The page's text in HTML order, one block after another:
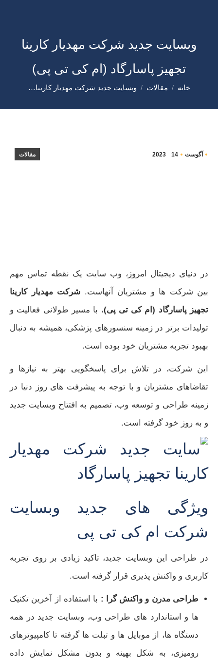
وبسایت جدید شرکت مهدیار کارینا
تجهیز پاسارگاد (ام کی تی پی)
شما اینجا هستید:
خانه مقالات وبسایت جدید شرکت مهدیار کارینا…
آگوست 14
2023 مقالات
در دنیای دیجیتال امروز، وب‌ سایت یک نقطه تماس مهم
بین شرکت‌ ها و مشتریان آنهاست. شرکت مهدیار کارینا
تجهیز پاسارگاد (ام کی تی پی)، با مسیر طولانی فعالیت و
تولیدات برتر در زمینه سنسورهای پزشکی، همیشه به دنبال
بهبود تجربه مشتریان خود بوده است.
این شرکت، در تلاش برای پاسخگویی بهتر به نیازها و
تقاضاهای مشتریان و با توجه به پیشرفت‌ های روز دنیا در
زمینه طراحی و توسعه وب، تصمیم به افتتاح وبسایت جدید
و به‌ روز خود گرفته است.
ویژگی‌ های جدید وبسایت
شرکت ام کی تی پی
در طراحی این وبسایت جدید، تاکید زیادی بر روی تجربه‌
کاربری و واکنش‌ پذیری قرار گرفته است.
طراحی مدرن و واکنش‌ گرا : با استفاده از آخرین تکنیک‌
ها و استاندارد های طراحی وب، وبسایت جدید در همه
دستگاه‌ ها، از موبایل‌ ها و تبلت‌ ها گرفته تا کامپیوترهای
رومیزی، به شکل بهینه و بدون مشکل نمایش داده